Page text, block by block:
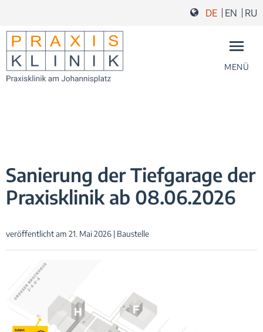
DE EN RU
MENÜ
Sanierung der Tiefgarage der
Praxisklinik ab 08.06.2026
veröffentlicht am 21. Mai 2026 | Baustelle